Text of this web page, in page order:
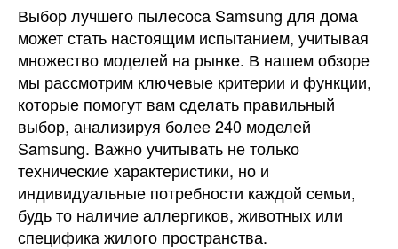
Выбор лучшего пылесоса Samsung для дома
может стать настоящим испытанием, учитывая
множество моделей на рынке. В нашем обзоре
мы рассмотрим ключевые критерии и функции,
которые помогут вам сделать правильный
выбор, анализируя более 240 моделей
Samsung. Важно учитывать не только
технические характеристики, но и
индивидуальные потребности каждой семьи,
будь то наличие аллергиков, животных или
специфика жилого пространства.